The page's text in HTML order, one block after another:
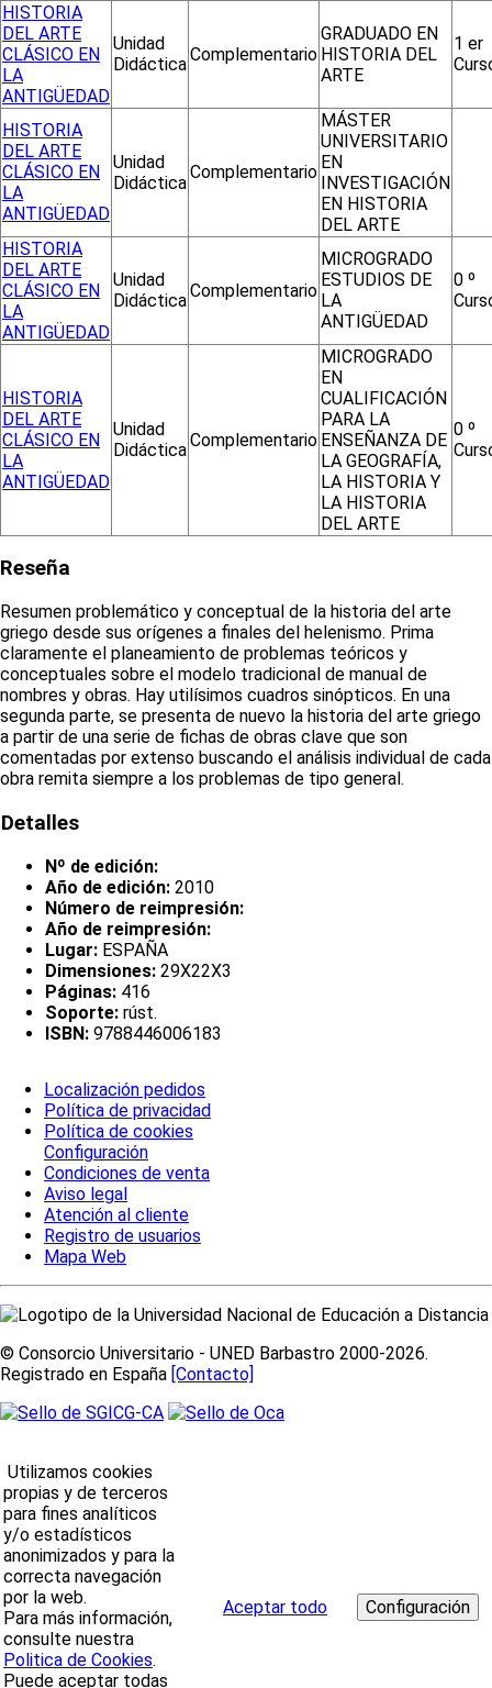
HISTORIA
DEL ARTE
CLÁSICO EN
LA
ANTIGÜEDAD
Unidad
DidácticaComplementario
GRADUADO EN
HISTORIA DEL
ARTE
1 er
HISTORIA
DEL ARTE
CLÁSICO EN
LA
ANTIGÜEDAD
Unidad
Didáctica
Complementario
MÁSTER
UNIVERSITARIO
EN
INVESTIGACIÓN
EN HISTORIA
DEL ARTE
HISTORIA
DEL ARTE
CLÁSICO EN
LA
ANTIGÜEDAD
Unidad
DidácticaComplementario
MICROGRADO
ESTUDIOS DE
LA
ANTIGÜEDAD
0 º
HISTORIA
DEL ARTE
CLÁSICO EN
LA
ANTIGÜEDAD
Unidad
DidácticaComplementario
MICROGRADO
EN
CUALIFICACIÓN
PARA LA
ENSEÑANZA DE
LA GEOGRAFÍA,
LA HISTORIA Y
LA HISTORIA
DEL ARTE
0 º
Reseña
Resumen problemático y conceptual de la historia del arte
griego desde sus orígenes a finales del helenismo. Prima
claramente el planeamiento de problemas teóricos y
conceptuales sobre el modelo tradicional de manual de
nombres y obras. Hay utilísimos cuadros sinópticos. En una
segunda parte, se presenta de nuevo la historia del arte griego
a partir de una serie de fichas de obras clave que son
comentadas por extenso buscando el análisis individual de cada
obra remita siempre a los problemas de tipo general.
Detalles
Nº de edición:
Año de edición: 2010
Número de reimpresión:
Año de reimpresión:
Lugar: ESPAÑA
Dimensiones: 29X22X3
Páginas: 416
Soporte: rúst.
ISBN: 9788446006183
Localización pedidos
Política de privacidad
Política de cookies
Configuración
Condiciones de venta
Aviso legal
Atención al cliente
Registro de usuarios
Mapa Web
© Consorcio Universitario - UNED Barbastro 2000-2026.
Registrado en España [Contacto]
Utilizamos cookies
propias y de terceros
para fines analíticos
y/o estadísticos
anonimizados y para la
correcta navegación
por la web.
Para más información,
consulte nuestra
Politica de Cookies.
Puede aceptar todas
Aceptar todo